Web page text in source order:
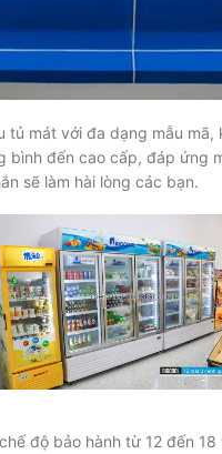
tủ mát với đa dạng mẫu
bình đến cao cấp, đáp ứng
sẽ làm hài lòng các bạn.
độ bảo hành từ 12 đến